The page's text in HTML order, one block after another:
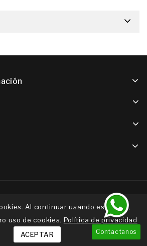
Al continuar usando este sitio,
uso de cookies. Política de privacidad
ACEPTAR
Contactanos
comercio electrónico de PrestaShop™